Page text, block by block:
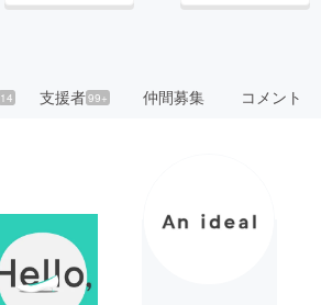
14 支援者99+ 仲間募集 コメント